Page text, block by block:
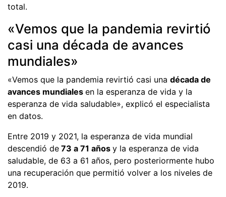
total.
«Vemos que la pandemia revirtió
casi una década de avances
mundiales»
«Vemos que la pandemia revirtió casi una década de
avances mundiales en la esperanza de vida y la
esperanza de vida saludable», explicó el especialista
en datos.
Entre 2019 y 2021, la esperanza de vida mundial
descendió de 73 a 71 años y la esperanza de vida
saludable, de 63 a 61 años, pero posteriormente hubo
una recuperación que permitió volver a los niveles de
2019.